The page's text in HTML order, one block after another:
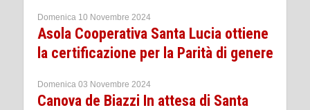
Domenica 10 Novembre 2024
Asola Cooperativa Santa Lucia ottiene
la certificazione per la Parità di genere
Domenica 03 Novembre 2024
Canova de Biazzi In attesa di Santa